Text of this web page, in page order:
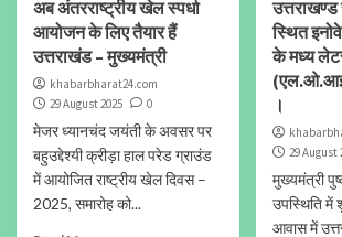
अब अंतरराष्ट्रीय खेल स्पर्धा
आयोजन के लिए तैयार हैं
उत्तराखंड – मुख्यमंत्री
khabarbharat24.com
29 August 2025
0
मेजर ध्यानचंद जयंती के अवसर पर
बहुउद्देश्यी क्रीड़ा हाल परेड ग्राउंड
में आयोजित राष्ट्रीय खेल दिवस –
2025, समारोह को...
स्थित
के मध्य
।
29 August
मुख्यमंत्री
उपस्थिति में
आवास में